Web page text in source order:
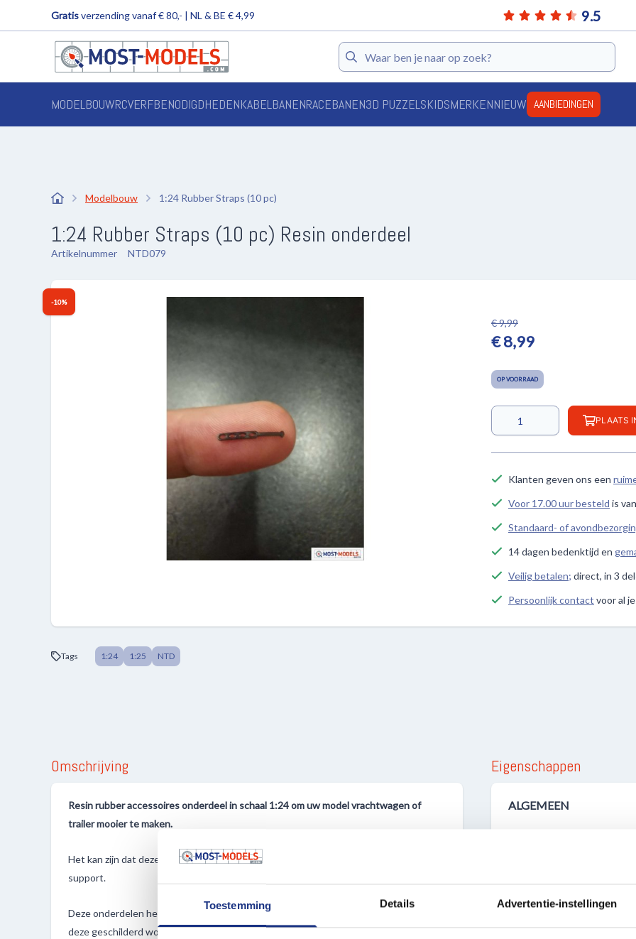
Toestemming Details Advertentie-instellingen
9.5
Gratisverzending vanaf € 80,- | NL & BE € 4,99
Zoeken
MODELBOUWRCVERFBENODIGDHEDENKABELBANENRACEBANEN3D PUZZELSKIDSMERKENNIEUW AANBIEDINGEN
Modelbouw 1:24 Rubber Straps (10 pc)
1:24 Rubber Straps (10 pc) Resin onderdeel
Artikelnummer NTD079
-10%
€ 9,99
€ 8,99
OP VOORRAAD
PLAATS
Klanten geven ons een
Voor 17.00 uur besteld is
Standaard- of
14 dagen bedenktijd en
Veilig betalen; direct, in 3
Persoonlijk contact voor al
Tags 1:24 1:25 NTD
Omschrijving
Resin rubber accessoires onderdeel in schaal 1:24 om uw model vrachtwagen of
trailer mooier te maken.
Het kan zijn dat deze onderdelen nog los gemaakt dienen te worden van print
support.
Deze onderdelen hebben ten alle tijden nabehandeling nodig. Vervolgens kunnen
deze geschilderd worden.
Eigenschappen
ALGEMEEN